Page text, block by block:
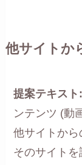
他サイトか
提案テキスト:
ンテンツ (動
他サイトか
そのサイト